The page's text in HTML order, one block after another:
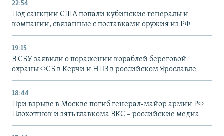
22:54
Под санкции США попали кубинские генералы и
компании, связанные с поставками оружия из РФ
19:15
В СБУ заявили о поражении кораблей береговой
охраны ФСБ в Керчи и НПЗ в российском Ярославле
18:44
При взрыве в Москве погиб генерал-майор армии РФ
Плохотнюк и зять главкома ВКС – российские медиа